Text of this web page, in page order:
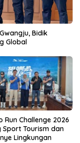
Bidik
Global
Run Challenge 2026
Sport Tourism dan
Lingkungan